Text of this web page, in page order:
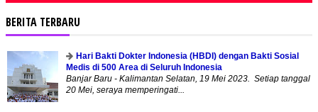
BERITA TERBARU
Hari Bakti Dokter Indonesia (HBDI) dengan Bakti Sosial
Medis di 500 Area di Seluruh Indonesia
Banjar Baru - Kalimantan Selatan, 19 Mei 2023. Setiap tanggal
20 Mei, seraya memperingati...